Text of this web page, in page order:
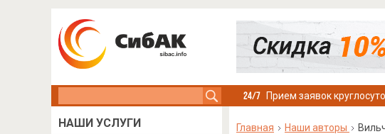
Прием заявок
Главная Наши авторы
НАШИ УСЛУГИ